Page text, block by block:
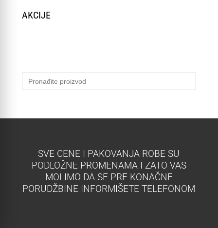
AKCIJE
Search
for:
SVE CENE I PAKOVANJA ROBE SU
PODLOŽNE PROMENAMA I ZATO VAS
MOLIMO DA SE PRE KONAČNE
PORUDŽBINE INFORMIŠETE TELEFONOM